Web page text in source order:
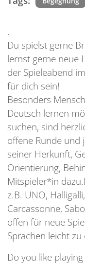
.
Du spielst gerne
lernst gerne neue
der Spieleabend
für dich sein!
Besonders
Deutsch lernen
suchen, sind
offene Runde und
seiner Herkunft,
Orientierung,
Mitspieler*in
z.B. UNO,
Carcassonne,
offen für neue
Sprachen leicht
Do you like